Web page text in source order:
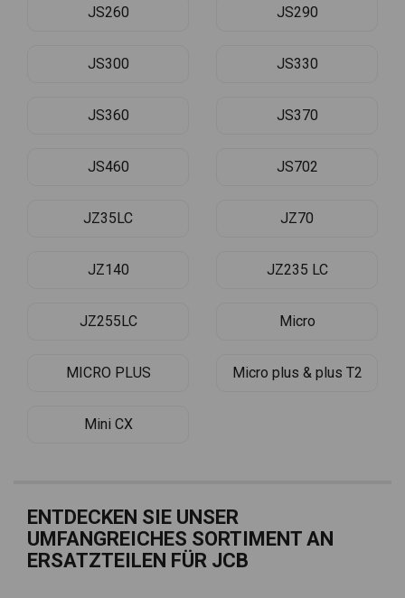
JS260 JS290
JS300 JS330
JS360 JS370
JS460 JS702
JZ35LC JZ70
JZ140 JZ235 LC
JZ255LC Micro
MICRO PLUS Micro plus & plus T2
Mini CX
ENTDECKEN SIE UNSER
UMFANGREICHES SORTIMENT AN
ERSATZTEILEN FÜR JCB